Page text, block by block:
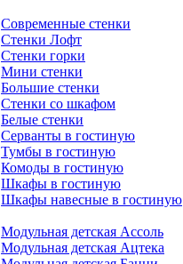
Современные стенки
Стенки Лофт
Стенки горки
Мини стенки
Большие стенки
Стенки со шкафом
Белые стенки
Серванты в гостиную
Тумбы в гостиную
Комоды в гостиную
Шкафы в гостиную
Шкафы навесные в гостиную
Модульная детская Ассоль
Модульная детская Ацтека